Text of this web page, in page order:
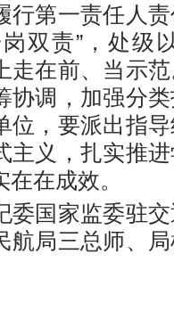
行第一责任人
双责”，处级
走在前、当示
协调，加强分
位，要派出指
主义，扎实推
在成效。
国家监委驻交
航局三总师、